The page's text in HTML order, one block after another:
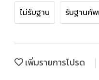
ไม่รับฐาน รับฐานคั
เพิ่มรายการโปรด